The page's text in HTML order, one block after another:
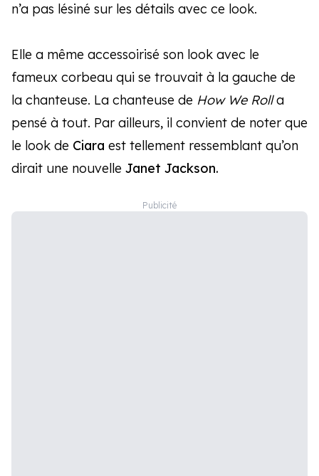
n’a pas lésiné sur les détails avec ce look.
Elle a même accessoirisé son look avec le
fameux corbeau qui se trouvait à la gauche de
la chanteuse. La chanteuse de How We Rolla
pensé à tout. Par ailleurs, il convient de noter que
le look de Ciara est tellement ressemblant qu’on
dirait une nouvelle Janet Jackson.